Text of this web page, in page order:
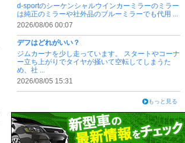
d-sportのシーケンシャルウインカーミラーのミラー
は純正のミラーや社外品のブルーミラーでも代用 ...
2026/08/06 00:07
デフはどれがいい？
ジムカーナを少し走っています。 スタートやコーナ
ー立ち上がりでタイヤが掻いて空転してしまうた
め、社 ...
2026/08/05 15:31
もっと見る